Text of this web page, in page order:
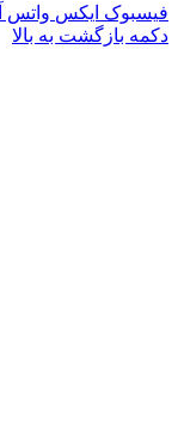
فیسبوک ایکس واتس
دکمه بازگشت به بالا